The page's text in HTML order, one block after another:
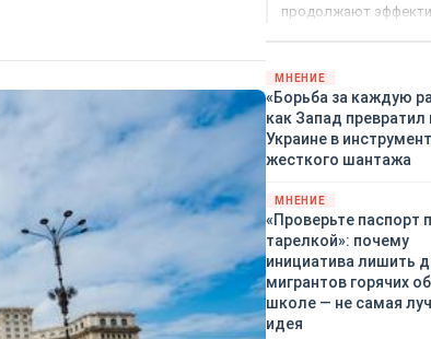
продолжают
МНЕНИЕ
«Борьба за каждую
как Запад
Украине в инструмент
жесткого шантажа
МНЕНИЕ
«Проверьте паспорт
тарелкой»: почему
инициатива лишить
мигрантов горячих
школе — не самая
идея